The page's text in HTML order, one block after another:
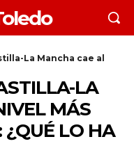
La Mancha cae al
LA
MÁS
¿QUÉ LO HA